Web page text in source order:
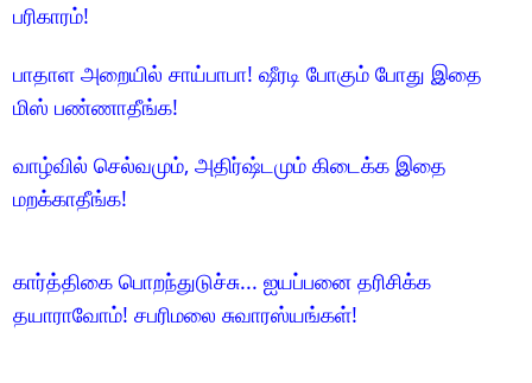
பரிகாரம்!
பாதாள அறையில் சாய்பாபா! ஷீரடி போகும் போது இதை
மிஸ் பண்ணாதீங்க!
வாழ்வில் செல்வமும், அதிர்ஷ்டமும் கிடைக்க இதை
மறக்காதீங்க!
கார்த்திகை பொறந்துடுச்சு... ஐயப்பனை தரிசிக்க
தயாராவோம்! சபரிமலை சுவாரஸ்யங்கள்!